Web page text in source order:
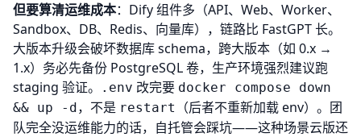
但要算清运维成本：Dify 组件多（API、Web、Worker、
Sandbox、DB、Redis、向量库），链路比 FastGPT 长。
大版本升级会破坏数据库 schema，跨大版本（如 0.x →
1.x）务必先备份 PostgreSQL 卷，生产环境强烈建议跑
staging 验证。
.env 改完要 docker compose down
&& up -d，不是 restart
（后者不重新加载 env）。团
队完全没运维能力的话，自托管会踩坑——这种场景云版还